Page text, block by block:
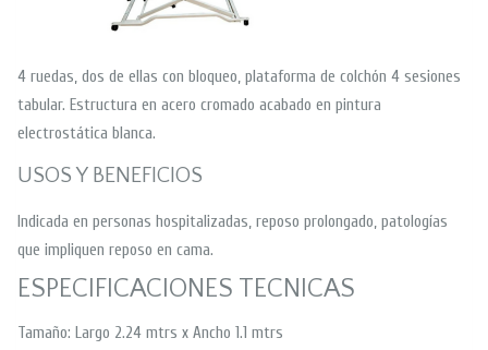
4 ruedas, dos de ellas con bloqueo, plataforma de colchón 4 sesiones
tabular. Estructura en acero cromado acabado en pintura
electrostática blanca.
USOS Y BENEFICIOS
Indicada en personas hospitalizadas, reposo prolongado, patologías
que impliquen reposo en cama.
ESPECIFICACIONES TECNICAS
Tamaño: Largo 2.24 mtrs x Ancho 1.1 mtrs